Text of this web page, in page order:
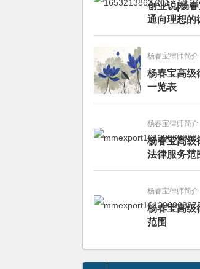
创业说|杨
通向理想的
杨春宝律师简介
杨春宝高级
一览表
杨春宝律师简介
杨春宝高级
法律服务范
杨春宝律师简介
杨春宝高级
范围